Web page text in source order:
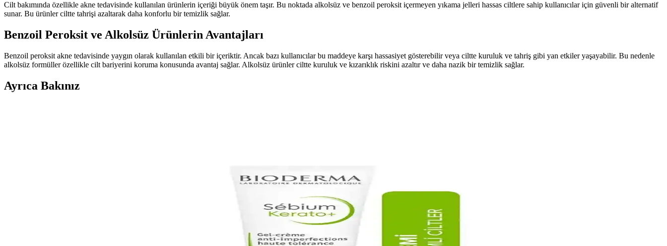
Cilt bakımında özellikle akne tedavisinde kullanılan ürünlerin içeriği büyük önem taşır. Bu noktada alkolsüz ve benzoil peroksit içermeyen yıkama jelleri hassas ciltlere sahip kullanıcılar için güvenli bir alternatif
sunar. Bu ürünler ciltte tahrişi azaltarak daha konforlu bir temizlik sağlar.
Benzoil Peroksit ve Alkolsüz Ürünlerin Avantajları
Benzoil peroksit akne tedavisinde yaygın olarak kullanılan etkili bir içeriktir. Ancak bazı kullanıcılar bu maddeye karşı hassasiyet gösterebilir veya ciltte kuruluk ve tahriş gibi yan etkiler yaşayabilir. Bu nedenle
alkolsüz formüller özellikle cilt bariyerini koruma konusunda avantaj sağlar. Alkolsüz ürünler ciltte kuruluk ve kızarıklık riskini azaltır ve daha nazik bir temizlik sağlar.
Ayrıca Bakınız
Akneye eğilimli ciltler için uygun temizleme jeli seçimi, kullanımı ve bakım önerileriyle cilt sağlığını koruma ve akne oluşumunu azaltma yolları anlatılıyor.
Alerji Kremleri ve Bepanthol Benzeri Ürünler: Cilt Rahatsızlıklarına Çözüm Arayışları
Alerji kremleri, cilt tahrişi ve kızarıklığı hafifletir, Bepanthol gibi ürünler cilt onarımını destekler, kullanımı ve dikkat edilmesi gerekenler hakkında bilgiler içerir.
Akne Problemi ve Cilt Jeli Kullanımı: Cilt Sağlığını Koruma Yöntemleri